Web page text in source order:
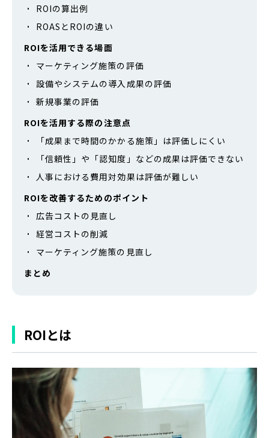
ROIの算出例
ROASとROIの違い
ROIを活用できる場面
マーケティング施策の評価
設備やシステムの導入成果の評価
新規事業の評価
ROIを活用する際の注意点
「成果まで時間のかかる施策」は評価しにくい
「信頼性」や「認知度」などの成果は評価できない
人事における費用対効果は評価が難しい
ROIを改善するためのポイント
広告コストの見直し
経営コストの削減
マーケティング施策の見直し
まとめ
ROIとは